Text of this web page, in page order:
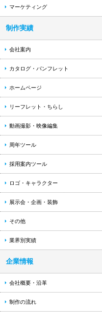
マーケティング
制作実績
会社案内
カタログ・パンフレット
ホームページ
リーフレット・ちらし
動画撮影・映像編集
周年ツール
採用案内ツール
ロゴ・キャラクター
展示会・企画・装飾
その他
業界別実績
企業情報
会社概要・沿革
制作の流れ